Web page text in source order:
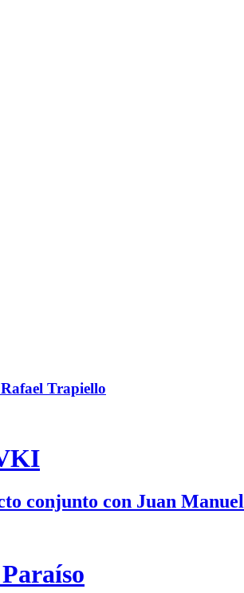
Trapiello
conjunto con Juan